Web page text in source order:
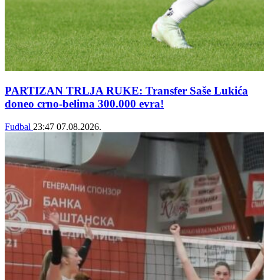
PARTIZAN TRLJA RUKE: Transfer Saše Lukića
doneo crno-belima 300.000 evra!
Fudbal 23:47 07.08.2026.